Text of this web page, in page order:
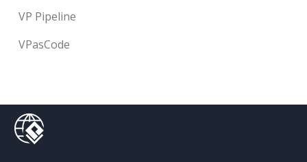
VP Pipeline
VPasCode